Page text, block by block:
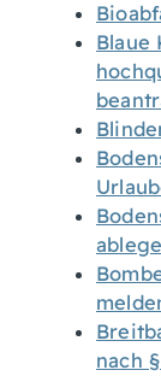
Blaue
nach